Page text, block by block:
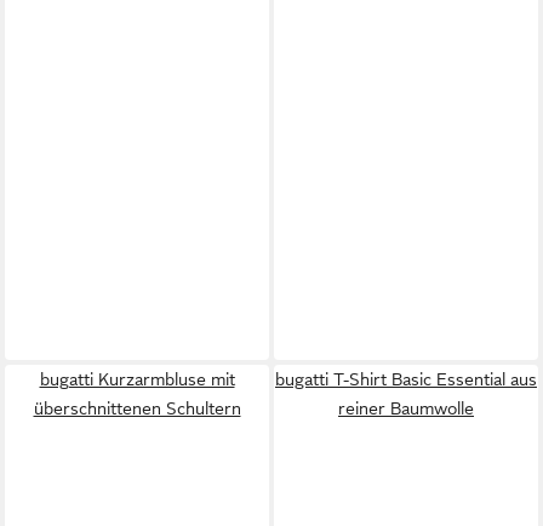
bugatti Kurzarmbluse mit
überschnittenen Schultern
bugatti T-Shirt Basic Essential aus
reiner Baumwolle